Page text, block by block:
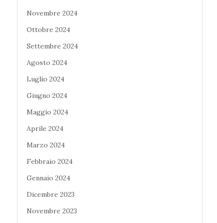
Novembre 2024
Ottobre 2024
Settembre 2024
Agosto 2024
Luglio 2024
Giugno 2024
Maggio 2024
Aprile 2024
Marzo 2024
Febbraio 2024
Gennaio 2024
Dicembre 2023
Novembre 2023